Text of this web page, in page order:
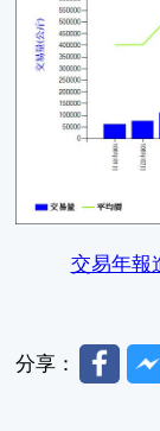
交易年報
分享：